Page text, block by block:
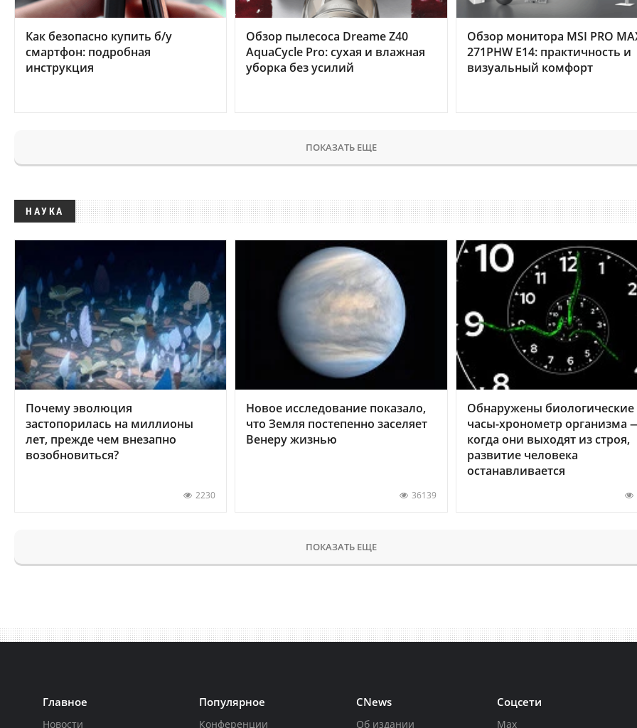
Как безопасно купить б/у
смартфон: подробная
инструкция
Обзор пылесоса Dreame Z40
AquaCycle Pro: сухая и влажная
уборка без усилий
Обзор монитора MSI PRO
271PHW E14: практичность и
визуальный комфорт
ПОКАЗАТЬ ЕЩЕ
НАУКА
Почему эволюция
застопорилась на миллионы
лет, прежде чем внезапно
возобновиться?
2230
Новое исследование показало,
что Земля постепенно заселяет
Венеру жизнью
36139
Обнаружены биологические
часы-хронометр организма
когда они выходят из строя,
развитие человека
останавливается
ПОКАЗАТЬ ЕЩЕ
Главное
Новости
Популярное
Конференции
CNews
Об издании
Соцсети
Max